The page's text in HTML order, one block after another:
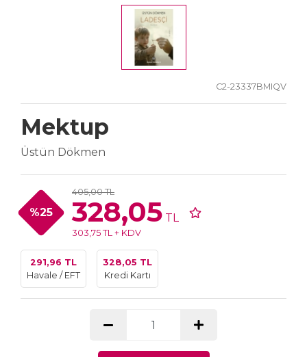
C2-23337BMIQV
Mektup
Üstün Dökmen
%25
405,00 TL
328,05 TL
303,75 TL + KDV
291,96 TL
Havale / EFT
328,05 TL
Kredi Kartı